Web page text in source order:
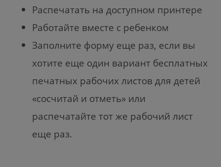
Распечатать на доступном принтере
Работайте вместе с ребенком
Заполните форму еще раз, если вы
хотите еще один вариант бесплатных
печатных рабочих листов для детей
«сосчитай и отметь» или
распечатайте тот же рабочий лист
еще раз.